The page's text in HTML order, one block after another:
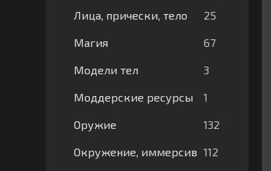
Лица, прически, тело 25
Магия 67
Модели тел 3
Моддерские ресурсы 1
Оружие 132
Окружение, иммерсив 112